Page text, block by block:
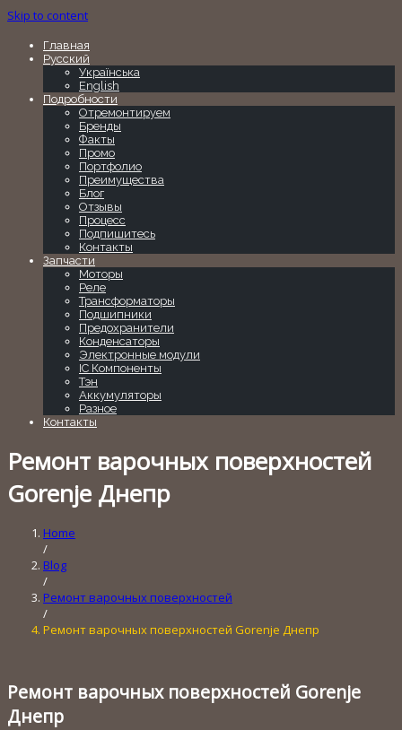
Skip to content
Главная
Русский
Українська
English
Подробности
Отремонтируем
Бренды
Факты
Промо
Портфолио
Преимущества
Блог
Отзывы
Процесс
Подпишитесь
Контакты
Запчасти
Моторы
Реле
Трансформаторы
Подшипники
Предохранители
Конденсаторы
Электронные модули
IC Компоненты
Тэн
Аккумуляторы
Разное
Контакты
Ремонт варочных поверхностей
Gorenje Днепр
Home
/
Blog
/
Ремонт варочных поверхностей
/
Ремонт варочных поверхностей Gorenje Днепр
Ремонт варочных поверхностей Gorenje
Днепр